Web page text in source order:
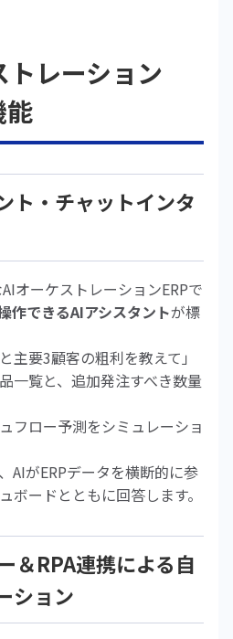
レーション
能
ト・チャットインタ
オーケストレーションERPで
作できるAIアシスタントが標
主要3顧客の粗利を教えて」
一覧と、追加発注すべき数量
フロー予測をシミュレーショ
AIがERPデータを横断的に参
ボードとともに回答します。
＆RPA連携による自
ション